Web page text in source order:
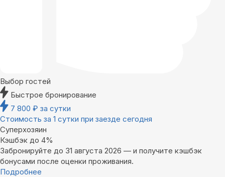
Выбор гостей
Быстрое бронирование
7 800 ₽ за сутки
Стоимость за 1 сутки при заезде сегодня
Суперхозяин
Кэшбэк до 4%
Забронируйте до 31 августа 2026 — и получите кэшбэк
бонусами после оценки проживания.
Подробнее